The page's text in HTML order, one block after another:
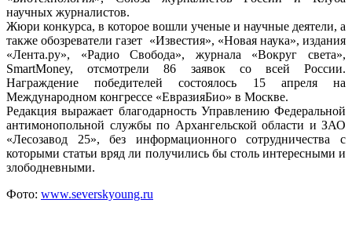
научных журналистов.
Жюри конкурса, в которое вошли ученые и научные деятели, а
также обозреватели газет «Известия», «Новая наука», издания
«Лента.ру», «Радио Свобода», журнала «Вокруг света»,
SmartMoney, отсмотрели 86 заявок со всей России.
Награждение победителей состоялось 15 апреля на
Международном конгрессе «ЕвразияБио» в Москве.
Редакция выражает благодарность Управлению Федеральной
антимонопольной службы по Архангельской области и ЗАО
«Лесозавод 25», без информационного сотрудничества с
которыми статьи вряд ли получились бы столь интересными и
злободневными.
Фото: www.severskyoung.ru